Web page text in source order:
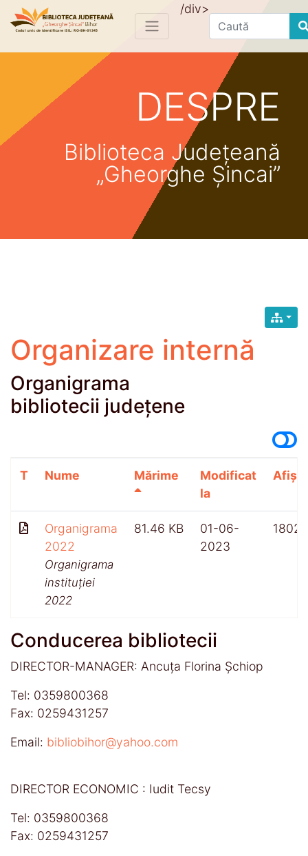
/div>
Find
DESPRE
Biblioteca Județeană
„Gheorghe Șincai”
Organizare internă
Organigrama
bibliotecii județene
T Nume Mărime
Modificat
la
Organigrama
2022
Organigrama
instituției
2022
81.46 KB
01-06-
2023
1802
Conducerea bibliotecii
DIRECTOR-MANAGER: Ancuța Florina Șchiop
Tel: 0359800368
Fax: 0259431257
Email: bibliobihor@yahoo.com
DIRECTOR ECONOMIC : Iudit Tecsy
Tel: 0359800368
Fax: 0259431257